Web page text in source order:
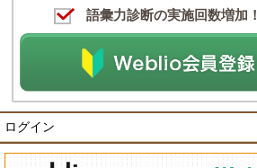
語彙力診断の実施回数増加！
ログイン